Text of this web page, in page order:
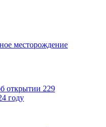
месторождение
открытии 229
году